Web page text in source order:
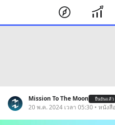
Mission To The Moon ยืนยันแล้ว
20 พ.ค. 2024 เวลา 05:30 • หนังสือ